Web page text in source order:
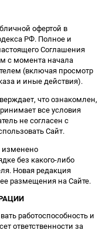
офертой в
РФ. Полное и
Соглашения
с момента начала
(включая просмотр
и иные действия).
что ознакомлен,
все условия
не согласен с
Сайт.
изменено
без какого-либо
Новая редакция
размещения на Сайте.
работоспособность и
ответственности за